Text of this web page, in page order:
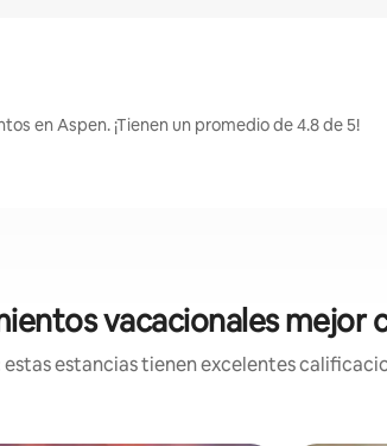
en Aspen. ¡Tienen un promedio de 4.8 de 5!
vacacionales mejor
estas estancias tienen excelentes